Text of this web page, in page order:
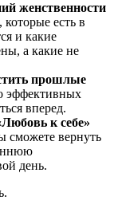
женственности
есть в
и какие
а какие не
прошлые
эффективных
вперед.
к себе»
сможете вернуть
день.